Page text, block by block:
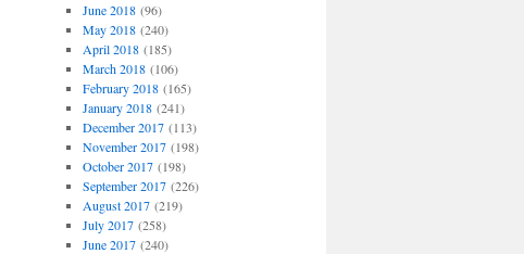
June 2018(96)
May 2018(240)
April 2018(185)
March 2018(106)
February 2018(165)
January 2018(241)
December 2017(113)
November 2017(198)
October 2017(198)
September 2017(226)
August 2017(219)
July 2017(258)
June 2017(240)